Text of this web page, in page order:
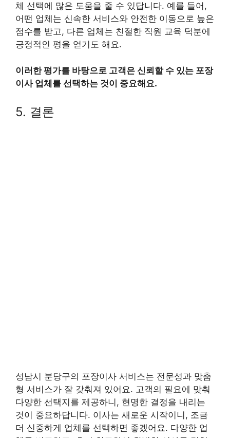
체 선택에 많은 도움을 줄 수 있답니다. 예를 들어,
어떤 업체는 신속한 서비스와 안전한 이동으로 높은
점수를 받고, 다른 업체는 친절한 직원 교육 덕분에
긍정적인 평을 얻기도 해요.
이러한 평가를 바탕으로 고객은 신뢰할 수 있는 포장
이사 업체를 선택하는 것이 중요해요.
5. 결론
성남시 분당구의 포장이사 서비스는 전문성과 맞춤
형 서비스가 잘 갖춰져 있어요. 고객의 필요에 맞춰
다양한 선택지를 제공하니, 현명한 결정을 내리는
것이 중요하답니다. 이사는 새로운 시작이니, 조금
더 신중하게 업체를 선택하면 좋겠어요. 다양한 업